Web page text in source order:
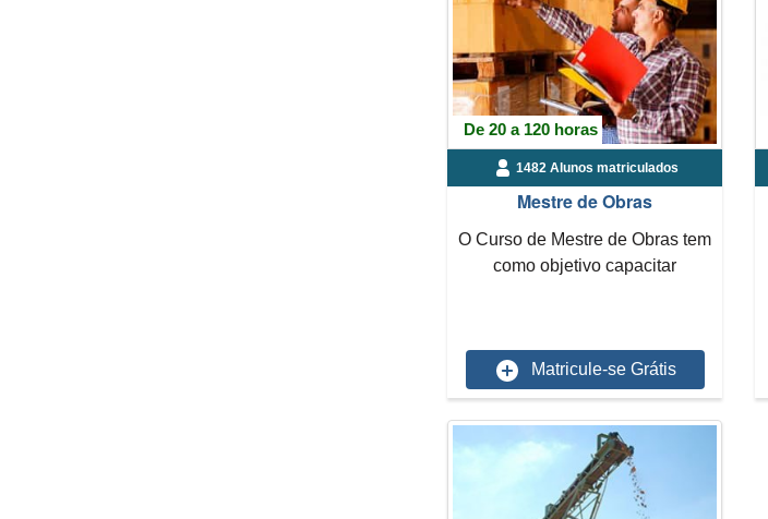
De 20 a 120 horas
1482 Alunos matriculados
Mestre de Obras
O Curso de Mestre de Obras tem
como objetivo capacitar
Matricule-se Grátis